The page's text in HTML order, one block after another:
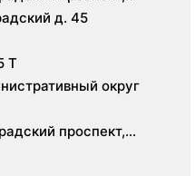
д. 45
T
округ
проспект,